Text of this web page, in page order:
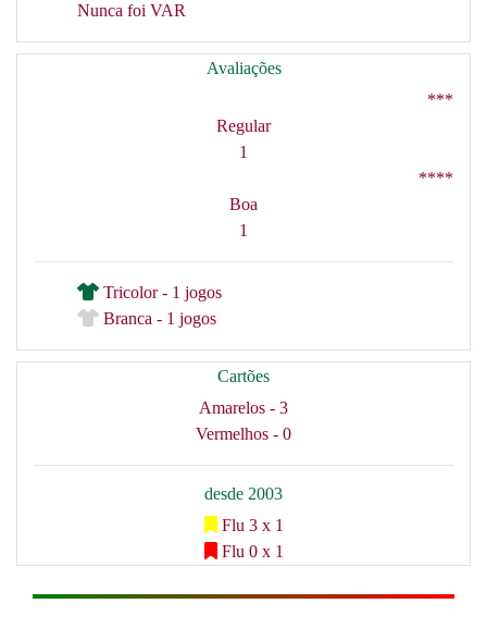
Nunca foi VAR
Avaliações
***
Regular
1
****
Boa
1
Tricolor - 1 jogos
Branca - 1 jogos
Cartões
Amarelos - 3
Vermelhos - 0
desde 2003
Flu 3 x 1
Flu 0 x 1